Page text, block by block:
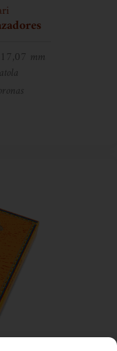
mm